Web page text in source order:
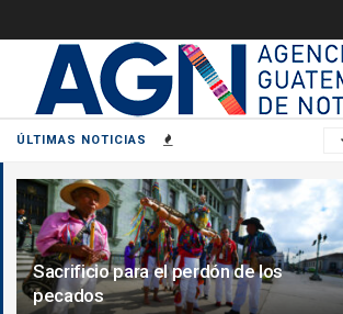
ÚLTIMAS NOTICIAS
Sacrificio para el perdón de los
pecados